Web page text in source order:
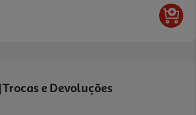
Trocas e Devoluções